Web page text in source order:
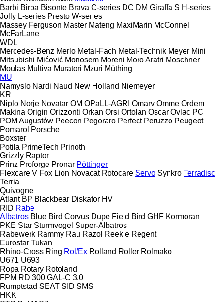
Barbi Birba Bisonte Brava C-series DC DM Giraffa S H-series
Jolly L-series Presto W-series
Massey Ferguson Master Mateng MaxiMarin McConnel
McFarLane
WDL
Mercedes-Benz Merlo Metal-Fach Metal-Technik Meyer Mini
Mitsubishi Mićović Monosem Moreni Moro Aratri Moschner
Moulas Multiva Muratori Mzuri Müthing
MU
Namyslo Nardi Naud New Holland Niemeyer
KR
Niplo Norje Novatar OM OPaLL-AGRI Omarv Omme Ordem
Makina Origin Orizzonti Orkan Orsi Ortolan Oscar Ovlac PC
POM Augustów Peecon Pegoraro Perfect Peruzzo Peugeot
Pomarol Porsche
Boxster
Potila PrimeTech Prinoth
Grizzly Raptor
Prinz Proforge Pronar Pöttinger
Flexcare V Fox Lion Novacat Rotocare Servo Synkro Terradisc
Terria
Quivogne
Atlant BP Blackbear Diskator HV
RID Rabe
Albatros Blue Bird Corvus Dupe Field Bird GHF Kormoran
PKE Star Sturmvogel Super-Albatros
Rabewerk Rammy Rau Razol Reekie Regent
Eurostar Tukan
Rhino-Cross Ring Rol/Ex Rolland Roller Rolmako
U671 U693
Ropa Rotary Rotoland
FPM RD 300 GAL-C 3.0
Rumptstad SEAT SID SMS
HKK